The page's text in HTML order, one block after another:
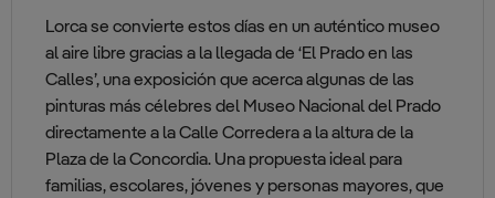
Lorca se convierte estos días en un auténtico museo
al aire libre gracias a la llegada de ‘El Prado en las
Calles’, una exposición que acerca algunas de las
pinturas más célebres del Museo Nacional del Prado
directamente a la Calle Corredera a la altura de la
Plaza de la Concordia. Una propuesta ideal para
familias, escolares, jóvenes y personas mayores, que